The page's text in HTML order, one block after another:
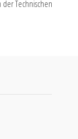
der Technischen